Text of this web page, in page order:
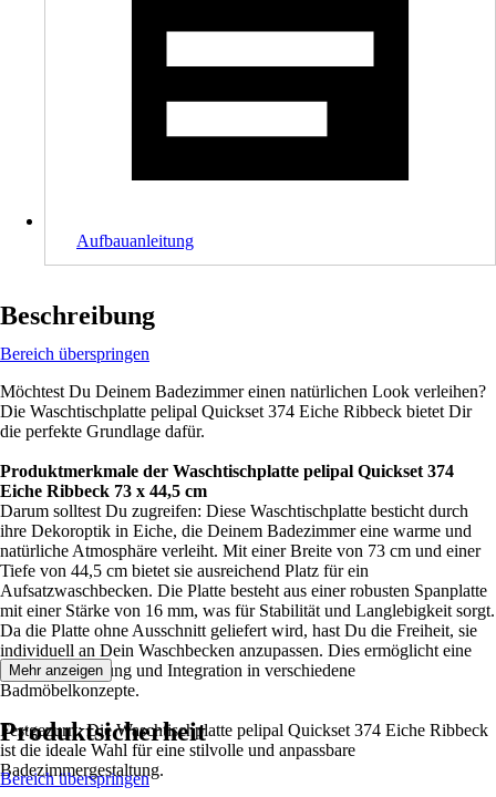
Aufbauanleitung
Beschreibung
Bereich überspringen
Möchtest Du Deinem Badezimmer einen natürlichen Look verleihen?
Die Waschtischplatte pelipal Quickset 374 Eiche Ribbeck bietet Dir
die perfekte Grundlage dafür.
Produktmerkmale der Waschtischplatte pelipal Quickset 374
Eiche Ribbeck 73 x 44,5 cm
Darum solltest Du zugreifen: Diese Waschtischplatte besticht durch
ihre Dekoroptik in Eiche, die Deinem Badezimmer eine warme und
natürliche Atmosphäre verleiht. Mit einer Breite von 73 cm und einer
Tiefe von 44,5 cm bietet sie ausreichend Platz für ein
Aufsatzwaschbecken. Die Platte besteht aus einer robusten Spanplatte
mit einer Stärke von 16 mm, was für Stabilität und Langlebigkeit sorgt.
Da die Platte ohne Ausschnitt geliefert wird, hast Du die Freiheit, sie
individuell an Dein Waschbecken anzupassen. Dies ermöglicht eine
flexible Gestaltung und Integration in verschiedene
Badmöbelkonzepte.
Festgezurrt: Die Waschtischplatte pelipal Quickset 374 Eiche Ribbeck
ist die ideale Wahl für eine stilvolle und anpassbare
Badezimmergestaltung.
Mehr anzeigen
Produktsicherheit
Bereich überspringen